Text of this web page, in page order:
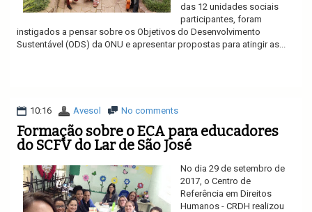
das 12 unidades sociais
participantes, foram
instigados a pensar sobre os Objetivos do Desenvolvimento
Sustentável (ODS) da ONU e apresentar propostas para atingir as...
10:16 Avesol No comments
Formação sobre o ECA para educadores
do SCFV do Lar de São José
No dia 29 de setembro de
2017, o Centro de
Referência em Direitos
Humanos - CRDH realizou